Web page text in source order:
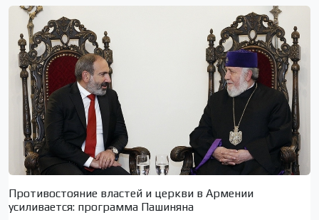
Противостояние властей и церкви в Армении
усиливается: программа Пашиняна